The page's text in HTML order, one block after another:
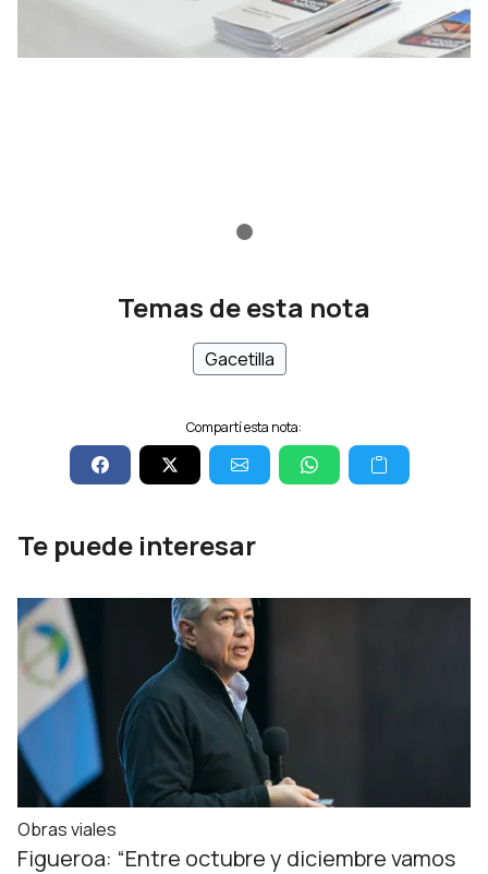
Temas de esta nota
Gacetilla
Compartí esta nota:
Te puede interesar
Obras viales
Figueroa: “Entre octubre y diciembre vamos